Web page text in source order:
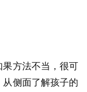
方法不当，很可
侧面了解孩子的